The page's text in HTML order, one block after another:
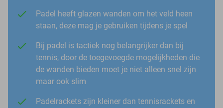
Padel heeft glazen wanden om het veld heen
staan, deze mag je gebruiken tijdens je spel
Bij padel is tactiek nog belangrijker dan bij
tennis, door de toegevoegde mogelijkheden die
de wanden bieden moet je niet alleen snel zijn
maar ook slim
Padelrackets zijn kleiner dan tennisrackets en